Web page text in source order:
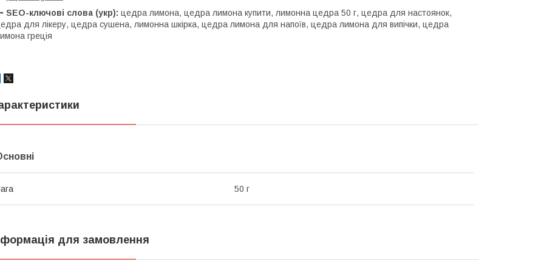
SEO-ключові слова (укр): цедра лимона, цедра лимона купити, лимонна цедра 50 г, цедра для настоянок,
для лікеру, цедра сушена, лимонна шкірка, цедра лимона для напоїв, цедра лимона для випічки, цедра
греція
50 г
для замовлення